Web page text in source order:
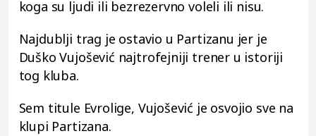
koga su ljudi ili bezrezervno voleli ili nisu.
Najdublji trag je ostavio u Partizanu jer je
Duško Vujošević najtrofejniji trener u istoriji
tog kluba.
Sem titule Evrolige, Vujošević je osvojio sve na
klupi Partizana.